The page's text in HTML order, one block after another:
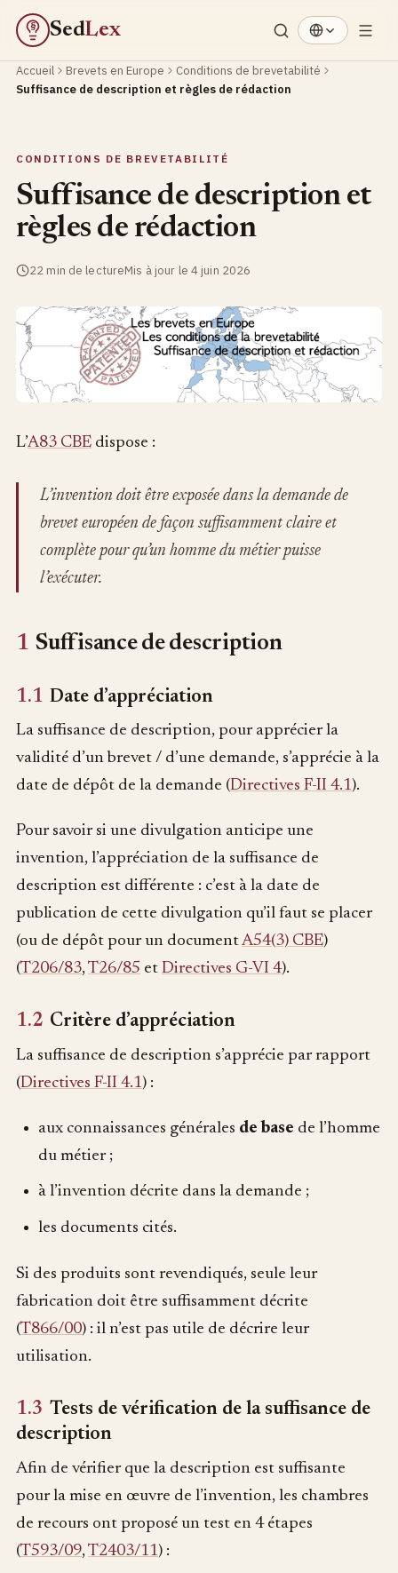
§ SedLex
Accueil Brevets en Europe
Conditions de brevetabilité
Suffisance de description et règles de rédaction
CONDITIONS DE BREVETABILITÉ
Suffisance de description et
règles de rédaction
22 min de lectureMis à jour le 4 juin 2026
L’A83 CBE dispose :
L’invention doit être exposée dans la demande de
brevet européen de façon suffisamment claire et
complète pour qu’un homme du métier puisse
l’exécuter.
1 Suffisance de description
1.1 Date d’appréciation
La suffisance de description, pour apprécier la
validité d’un brevet / d’une demande, s’apprécie à la
date de dépôt de la demande (Directives F-II 4.1).
Pour savoir si une divulgation anticipe une
invention, l’appréciation de la suffisance de
description est différente : c’est à la date de
publication de cette divulgation qu’il faut se placer
(ou de dépôt pour un documentA54(3) CBE)
(T206/83,T26/85 et Directives G-VI 4).
1.2 Critère d’appréciation
La suffisance de description s’apprécie par rapport
(Directives F-II 4.1) :
aux connaissances générales de base de l’homme
du métier ;
à l’invention décrite dans la demande ;
les documents cités.
Si des produits sont revendiqués, seule leur
fabrication doit être suffisamment décrite
(T866/00) : il n’est pas utile de décrire leur
utilisation.
1.3 Tests de vérification de la suffisance de
description
Afin de vérifier que la description est suffisante
pour la mise en œuvre de l’invention, les chambres
de recours ont proposé un test en 4 étapes
(T593/09,T2403/11) :